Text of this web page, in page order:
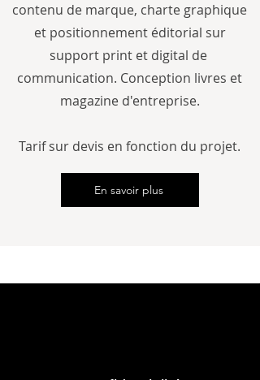
contenu de marque, charte graphique
et positionnement éditorial sur
support print et digital de
communication. Conception livres et
magazine d'entreprise.
Tarif sur devis en fonction du projet.
En savoir plus